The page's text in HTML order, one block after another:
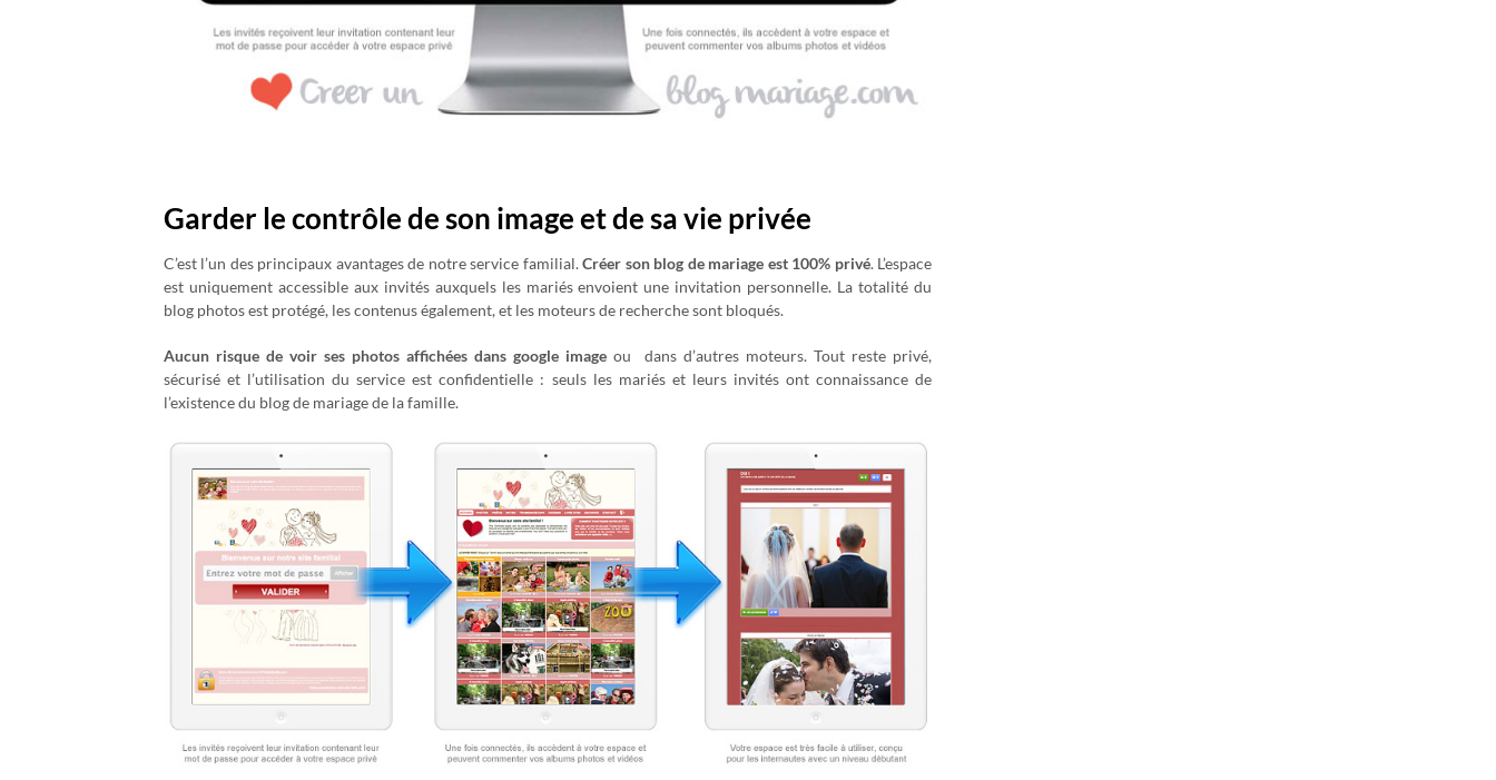
Garder le contrôle de son image et de sa vie privée
C’est l’un des principaux avantages de notre service familial.Créer son blog de mariage est 100% privé. L’espace
est uniquement accessible aux invités auxquels les mariés envoient une invitation personnelle. La totalité du
blog photos est protégé, les contenus également, et les moteurs de recherche sont bloqués.
Aucun risque de voir ses photos affichées dans google image ou dans d’autres moteurs. Tout reste privé,
sécurisé et l’utilisation du service est confidentielle : seuls les mariés et leurs invités ont connaissance de
l’existence du blog de mariage de la famille.